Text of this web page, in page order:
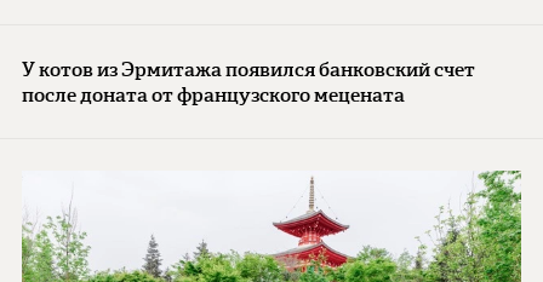
У котов из Эрмитажа появился банковский счет
после доната от французского мецената